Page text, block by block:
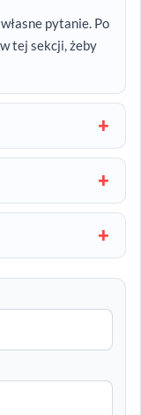
pytanie. Po
tej sekcji, żeby